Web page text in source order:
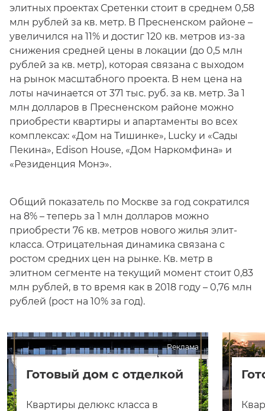
элитных проектах Сретенки стоит в среднем 0,58
млн рублей за кв. метр. В Пресненском районе –
увеличился на 11% и достиг 120 кв. метров из-за
снижения средней цены в локации (до 0,5 млн
рублей за кв. метр), которая связана с выходом
на рынок масштабного проекта. В нем цена на
лоты начинается от 371 тыс. руб. за кв. метр. За 1
млн долларов в Пресненском районе можно
приобрести квартиры и апартаменты во всех
комплексах: «Дом на Тишинке», Lucky и «Сады
Пекина», Edison House, «Дом Наркомфина» и
«Резиденция Монэ».
Общий показатель по Москве за год сократился
на 8% – теперь за 1 млн долларов можно
приобрести 76 кв. метров нового жилья элит-
класса. Отрицательная динамика связана с
ростом средних цен на рынке. Кв. метр в
элитном сегменте на текущий момент стоит 0,83
млн рублей, в то время как в 2018 году – 0,76 млн
рублей (рост на 10% за год).
Реклама
Готовый дом с отделкой
Квартиры делюкс класса в